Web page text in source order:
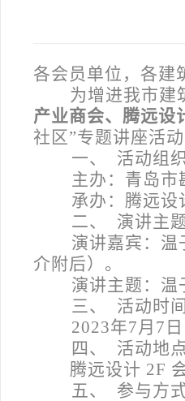
各会员单位，各建
为增进我市建
产业商会、腾远设
社区”专题讲座活
一、
活动组织
主办：青岛
承办：腾远设
二、
演讲主
演讲嘉宾：温
介附后）。
演讲主题：
三、
活动时间
2023年7月7
四、
活动地点
腾远设计 2F
五、
参与方